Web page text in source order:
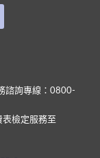
諮詢專線：0800-
檢定服務至